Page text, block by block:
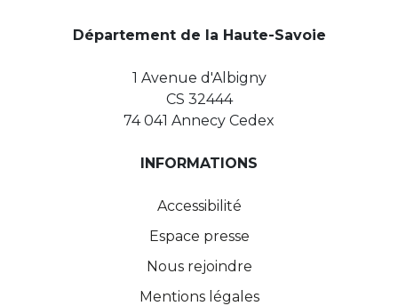
Département de la Haute-Savoie
1 Avenue d'Albigny
CS 32444
74 041 Annecy Cedex
INFORMATIONS
Accessibilité
Espace presse
Nous rejoindre
Mentions légales